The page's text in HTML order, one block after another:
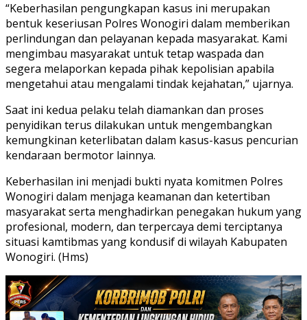
“Keberhasilan pengungkapan kasus ini merupakan
bentuk keseriusan Polres Wonogiri dalam memberikan
perlindungan dan pelayanan kepada masyarakat. Kami
mengimbau masyarakat untuk tetap waspada dan
segera melaporkan kepada pihak kepolisian apabila
mengetahui atau mengalami tindak kejahatan,” ujarnya.
Saat ini kedua pelaku telah diamankan dan proses
penyidikan terus dilakukan untuk mengembangkan
kemungkinan keterlibatan dalam kasus-kasus pencurian
kendaraan bermotor lainnya.
Keberhasilan ini menjadi bukti nyata komitmen Polres
Wonogiri dalam menjaga keamanan dan ketertiban
masyarakat serta menghadirkan penegakan hukum yang
profesional, modern, dan terpercaya demi terciptanya
situasi kamtibmas yang kondusif di wilayah Kabupaten
Wonogiri. (Hms)